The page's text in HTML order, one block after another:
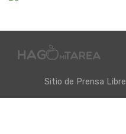
Sitio de Prensa Libre